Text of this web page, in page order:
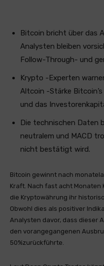
Bitcoin bricht über das
Analysten bleiben
Follow-Through- und
Krypto -Experten
Altcoin -Stärke
und das
Die technischen Daten
neutralem und MACD
nicht bestätigt wird.
Bitcoin gewinnt nach
Kraft. Nach fast acht
die Kryptowährung ihr
Obwohl dies als positiver
Analysten davor, dass dieser
den vorangegangenen
50%zurückführte.